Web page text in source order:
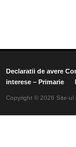
Declaratii de avere
interese – Primarie
Copyright © 2026 Site-ul